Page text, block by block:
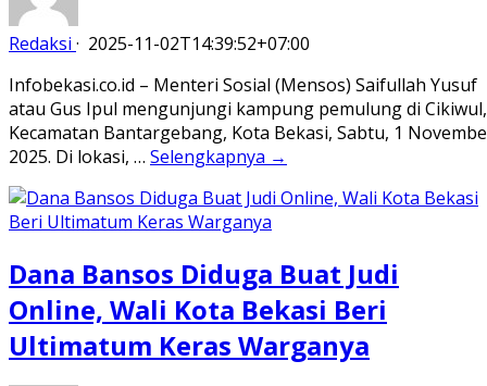
Redaksi · 2025-11-02T14:39:52+07:00
Infobekasi.co.id – Menteri Sosial (Mensos) Saifullah Yusuf
atau Gus Ipul mengunjungi kampung pemulung di Cikiwul,
Kecamatan Bantargebang, Kota Bekasi, Sabtu, 1
2025. Di lokasi, … Selengkapnya →
Dana Bansos Diduga Buat Judi
Online, Wali Kota Bekasi Beri
Ultimatum Keras Warganya